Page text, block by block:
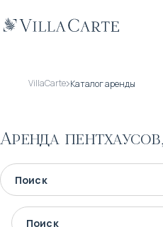
VillaCarte Каталог аренды
Аренда